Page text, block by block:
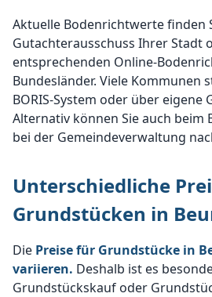
Aktuelle Bodenrichtwerte finden
Gutachterausschuss Ihrer Stadt
entsprechenden Online-
Bundesländer. Viele Kommunen
BORIS-System oder über eigene
Alternativ können Sie auch beim
bei der Gemeindeverwaltung
Unterschiedliche
Grundstücken in
Die Preise für Grundstücke in
variieren. Deshalb ist es
Grundstückskauf oder